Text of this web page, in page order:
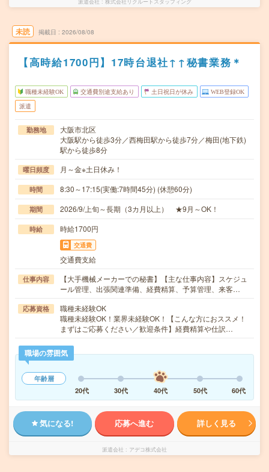
未読 掲載日 2026/08/08
【高時給1700円】17時台退社↑↑秘書業務＊
職種未経験OK 交通費別途支給あり 土日祝日が休み WEB登録OK
派遣
勤務地
大阪市北区
大阪駅から徒歩3分／西梅田駅から徒歩7分／梅田(地下鉄)
駅から徒歩8分
曜日頻度 月～金※土日休み！
時間 8:30～17:15(実働:7時間45分) (休憩60分)
期間 2026/9/上旬～長期（3カ月以上） ★9月～OK！
時給 時給1700円
交通費
交通費支給
仕事内容
【大手機械メーカーでの秘書】【主な仕事内容】スケジュ
ール管理、出張関連準備、経費精算、予算管理、来客…
応募資格
職種未経験OK
職種未経験OK！業界未経験OK！【こんな方におススメ！
まずはご応募ください／歓迎条件】経費精算や仕訳…
職場の雰囲気
年齢層
20代
30代 40代 50代 60代
気になる! 応募へ進む 詳しく見る
派遣会社 アデコ株式会社